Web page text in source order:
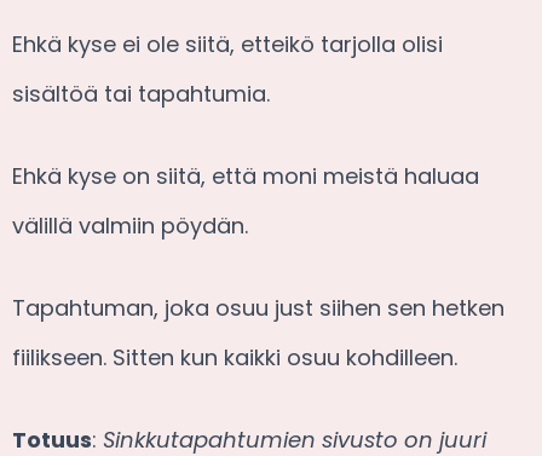
Ehkä kyse ei ole siitä, etteikö tarjolla olisi
sisältöä tai tapahtumia.
Ehkä kyse on siitä, että moni meistä haluaa
välillä valmiin pöydän.
Tapahtuman, joka osuu just siihen sen hetken
fiilikseen. Sitten kun kaikki osuu kohdilleen.
Totuus: Sinkkutapahtumien sivusto on juuri